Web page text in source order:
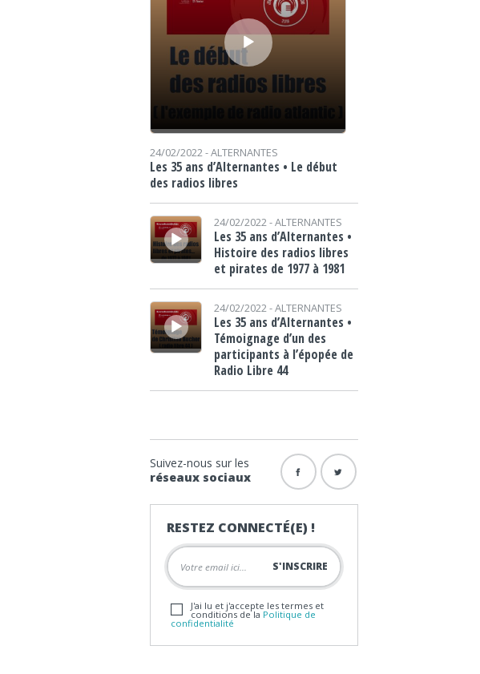
24/02/2022 -ALTERNANTES
Les 35 ans d’Alternantes • Le début
des radios libres
Lecteur audio
24/02/2022 -ALTERNANTES
Les 35 ans d’Alternantes •
Histoire des radios libres
et pirates de 1977 à 1981
Lecteur audio
24/02/2022 -ALTERNANTES
Les 35 ans d’Alternantes •
Témoignage d’un des
participants à l’épopée de
Radio Libre 44
Suivez-nous sur les
réseaux sociaux
RESTEZ CONNECTÉ(E) !
J'ai lu et j'accepte les termes et
conditions de la Politique de
confidentialité